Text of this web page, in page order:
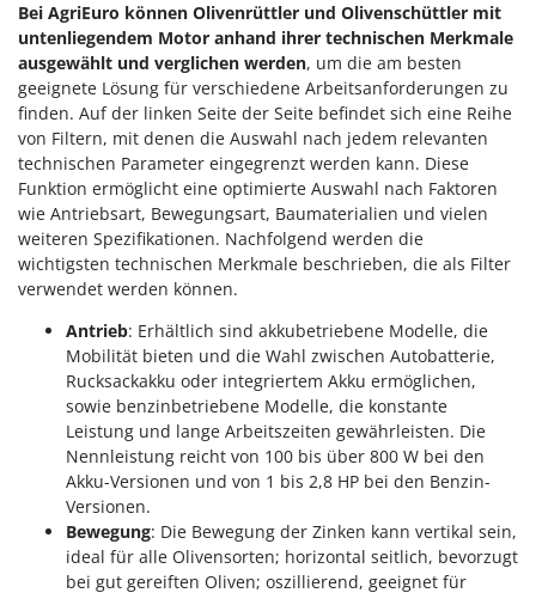
Bei AgriEuro können Olivenrüttler und Olivenschüttler mit
untenliegendem Motor anhand ihrer technischen Merkmale
ausgewählt und verglichen werden, um die am besten
geeignete Lösung für verschiedene Arbeitsanforderungen zu
finden. Auf der linken Seite der Seite befindet sich eine Reihe
von Filtern, mit denen die Auswahl nach jedem relevanten
technischen Parameter eingegrenzt werden kann. Diese
Funktion ermöglicht eine optimierte Auswahl nach Faktoren
wie Antriebsart, Bewegungsart, Baumaterialien und vielen
weiteren Spezifikationen. Nachfolgend werden die
wichtigsten technischen Merkmale beschrieben, die als Filter
verwendet werden können.
Antrieb: Erhältlich sind akkubetriebene Modelle, die
Mobilität bieten und die Wahl zwischen Autobatterie,
Rucksackakku oder integriertem Akku ermöglichen,
sowie benzinbetriebene Modelle, die konstante
Leistung und lange Arbeitszeiten gewährleisten. Die
Nennleistung reicht von 100 bis über 800 W bei den
Akku-Versionen und von 1 bis 2,8 HP bei den Benzin-
Versionen.
Bewegung: Die Bewegung der Zinken kann vertikal sein,
ideal für alle Olivensorten; horizontal seitlich, bevorzugt
bei gut gereiften Oliven; oszillierend, geeignet für